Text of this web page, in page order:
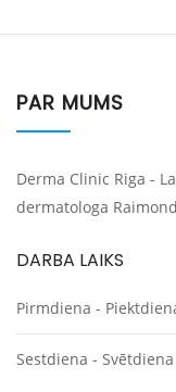
PAR MUMS
Derma Clinic Riga -
dermatologa
DARBA LAIKS
Pirmdiena -
Sestdiena - Svētdiena